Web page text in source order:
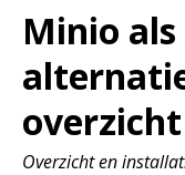
Minio als
Overzicht en